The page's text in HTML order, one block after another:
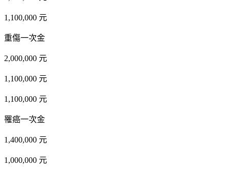
1,100,000 元
重傷一次金
2,000,000 元
1,100,000 元
1,100,000 元
罹癌一次金
1,400,000 元
1,000,000 元